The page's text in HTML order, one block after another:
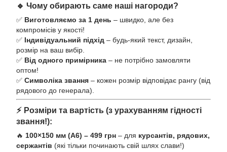
🔹 Чому обирають саме наші нагороди?
✅ Виготовляємо за 1 день – швидко, але без
компромісів у якості!
✅ Індивідуальний підхід – будь-який текст, дизайн,
розмір на ваш вибір.
✅ Від одного примірника – не потрібно замовляти
оптом!
✅ Символіка звання – кожен розмір відповідає рангу (від
рядового до генерала).
⚡ Розміри та вартість (з урахуванням гідності
звання!):
🔥 100×150 мм (А6) – 499 грн – для курсантів, рядових,
сержантів (які тільки починають свій шлях слави!)